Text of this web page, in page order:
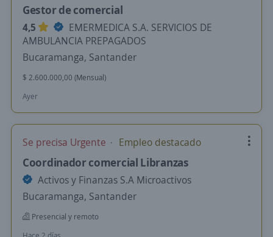
Gestor de comercial
4,5
EMERMEDICA S.A. SERVICIOS DE
AMBULANCIA PREPAGADOS
Bucaramanga, Santander
$ 2.600.000,00 (Mensual)
Ayer
Se precisa Urgente Empleo destacado
Coordinador comercial Libranzas
Activos y Finanzas S.A Microactivos
Bucaramanga, Santander
Presencial y remoto